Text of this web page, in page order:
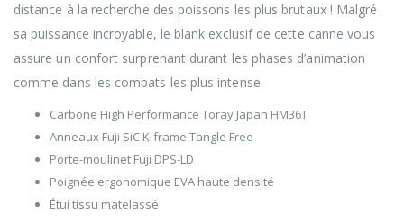
distance à la recherche des poissons les plus brutaux ! Malgré
sa puissance incroyable, le blank exclusif de cette canne vous
assure un confort surprenant durant les phases d’animation
comme dans les combats les plus intense.
Carbone High Performance Toray Japan HM36T
Anneaux Fuji SiC K-frame Tangle Free
Porte-moulinet Fuji DPS-LD
Poignée ergonomique EVA haute densité
Étui tissu matelassé